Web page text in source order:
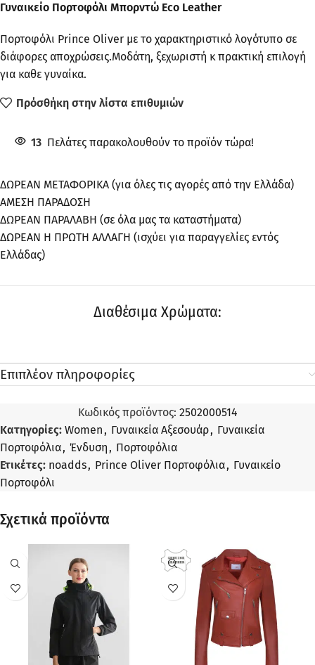
Γυναικείο Πορτοφόλι Μπορντώ Eco Leather
Πορτοφόλι Prince Oliver με το χαρακτηριστικό λογότυπο σε
διάφορες αποχρώσεις.Μοδάτη, ξεχωριστή κ πρακτική επιλογή
για καθε γυναίκα.
Πρόσθήκη στην λίστα επιθυμιών
13 Πελάτες παρακολουθούν το προϊόν τώρα!
ΔΩΡΕΑΝ ΜΕΤΑΦΟΡΙΚΑ (για όλες τις αγορές από την Ελλάδα)
ΑΜΕΣΗ ΠΑΡΑΔΟΣΗ
ΔΩΡΕΑΝ ΠΑΡΑΛΑΒΗ (σε όλα μας τα καταστήματα)
ΔΩΡΕΑΝ Η ΠΡΩΤΗ ΑΛΛΑΓΗ (ισχύει για παραγγελίες εντός
Ελλάδας)
Διαθέσιμα Χρώματα:
Επιπλέον πληροφορίες
Κωδικός προϊόντος: 2502000514
Κατηγορίες: Women, Γυναικεία Αξεσουάρ, Γυναικεία
Πορτοφόλια, Ένδυση, Πορτοφόλια
Ετικέτες: noadds, Prince Oliver Πορτοφόλια, Γυναικείο
Πορτοφόλι
Σχετικά προϊόντα
ΠΡΟΣΦΟΡΆ